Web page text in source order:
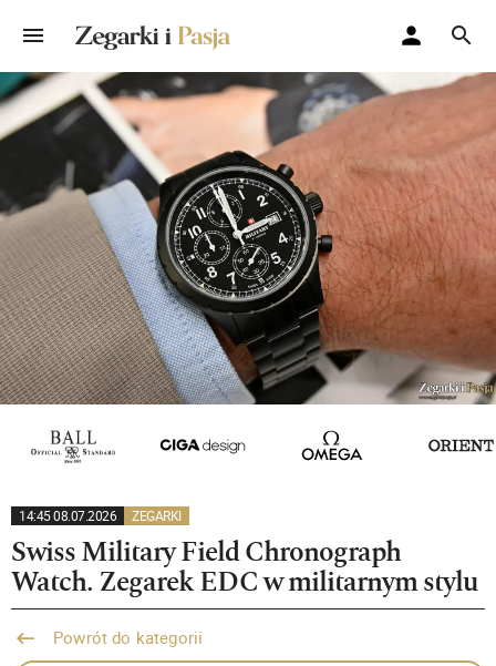
14:45 08.07.2026 ZEGARKI
Swiss Military Field Chronograph
Watch. Zegarek EDC w militarnym stylu
Powrót do kategorii